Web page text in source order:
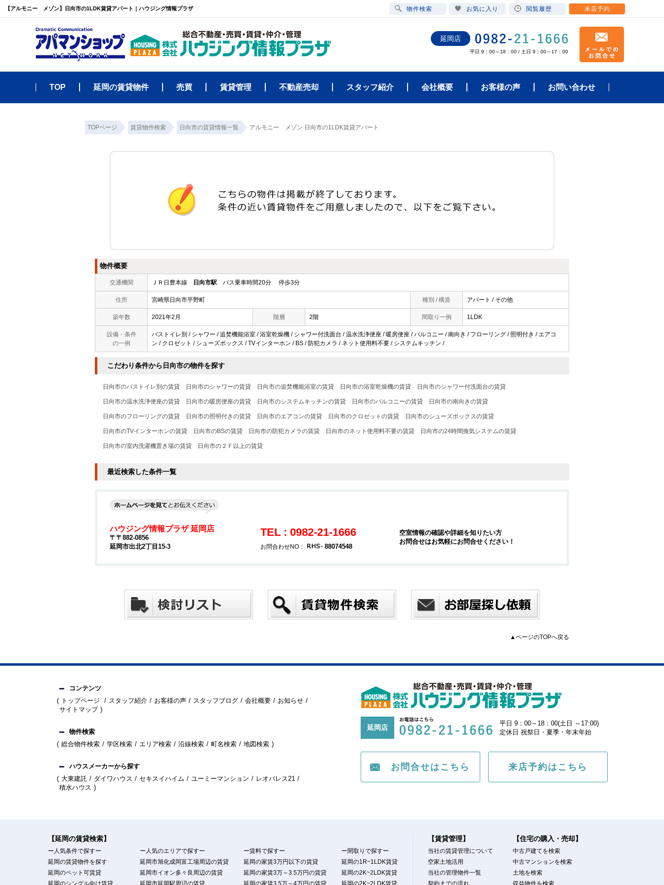
【アルモニー メゾン】日向市の1LDK賃貸アパート｜ハウジング情報プラザ
延岡店
平日 9：00～18：00 / 土日 9：00～17：00
TOP 延岡の賃貸物件 売買 賃貸管理 不動産売却 スタッフ紹介 会社概要 お客様の声 お問い合わせ
TOPページ 賃貸物件検索 日向市の賃貸情報一覧 アルモニー メゾン 日向市の1LDK賃貸アパート
物件概要
交通機関 ＪＲ日豊本線 日向市駅 バス乗車時間20分 停歩3分
住所 宮崎県日向市平野町 種別 / 構造 アパート / その他
築年数 2021年2月 階層 2階 間取り一例 1LDK
設備・条件
の一例
バストイレ別 / シャワー / 追焚機能浴室 / 浴室乾燥機 / シャワー付洗面台 / 温水洗浄便座 / 暖房便座 / バルコニー / 南向き / フローリング / 照明付き / エアコ
ン / クロゼット / シューズボックス / TVインターホン / BS / 防犯カメラ / ネット使用料不要 / システムキッチン /
こだわり条件から日向市の物件を探す
日向市のバストイレ別の賃貸 日向市のシャワーの賃貸 日向市の追焚機能浴室の賃貸 日向市の浴室乾燥機の賃貸 日向市のシャワー付洗面台の賃貸
日向市の温水洗浄便座の賃貸 日向市の暖房便座の賃貸 日向市のシステムキッチンの賃貸 日向市のバルコニーの賃貸 日向市の南向きの賃貸
日向市のフローリングの賃貸 日向市の照明付きの賃貸 日向市のエアコンの賃貸 日向市のクロゼットの賃貸 日向市のシューズボックスの賃貸
日向市のTVインターホンの賃貸 日向市のBSの賃貸 日向市の防犯カメラの賃貸 日向市のネット使用料不要の賃貸 日向市の24時間換気システムの賃貸
日向市の室内洗濯機置き場の賃貸 日向市の２Ｆ以上の賃貸
最近検索した条件一覧
ハウジング情報プラザ 延岡店
〒〒882-0856
延岡市出北2丁目15-3
TEL : 0982-21-1666
お問合わせNO： 88074548
空室情報の確認や詳細を知りたい方
お問合せはお気軽にお問合せください！
▲ページのTOPへ戻る
コンテンツ
トップページ
スタッフ紹介 お客様の声 スタッフブログ 会社概要
お知らせ
サイトマップ
物件検索
総合物件検索
学区検索 エリア検索 沿線検索 町名検索 地図検索
ハウスメーカーから探す
大東建託
ダイワハウス セキスイハイム ユーミーマンション
レオパレス21
積水ハウス
延岡店
平日 9：00～18：00(土日 ～17:00)
定休日 祝祭日・夏季・年末年始
お問合せはこちら 来店予約はこちら
【延岡の賃貸検索】
ー人気条件で探すー
延岡の賃貸物件を探す
延岡のペット可賃貸
延岡のシングル向け賃貸
ー人気のエリアで探すー
延岡市旭化成岡富工場周辺の賃貸
延岡市イオン多々良周辺の賃貸
延岡市延岡駅周辺の賃貸
ー賃料で探すー
延岡の家賃3万円以下の賃貸
延岡の家賃3万～3.5万円の賃貸
延岡の家賃3.5万～4万円の賃貸
ー間取りで探すー
延岡の1R~1LDK賃貸
延岡の2K~2LDK賃貸
延岡の2K~2LDK賃貸
【賃貸管理】
当社の賃貸管理について
空家土地活用
当社の管理物件一覧
契約までの流れ
【住宅の購入・売却】
中古戸建てを検索
中古マンションを検索
土地を検索
収益物件を検索
物件検索 お気に入り 閲覧履歴 来店予約